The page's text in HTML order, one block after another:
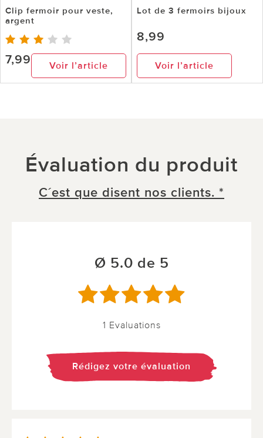
Clip fermoir pour veste,
argent
7,99 Voir l’article
Lot de 3 fermoirs bijoux
8,99
Voir l’article
Évaluation du produit
C´est que disent nos clients. *
Ø 5.0 de 5
1 Evaluations
Rédigez votre évaluation